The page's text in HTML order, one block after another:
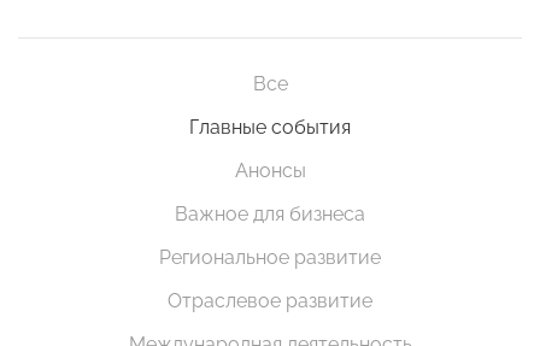
Все
Главные события
Анонсы
Важное для бизнеса
Региональное развитие
Отраслевое развитие